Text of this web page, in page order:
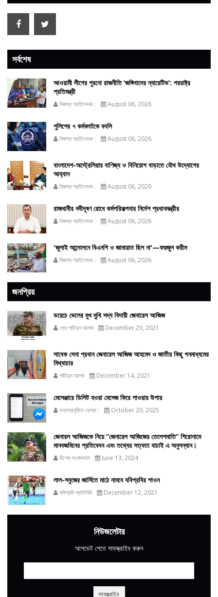
সর্বশেষ
আওয়ামী লীগের পুরনো রাজনীতি ‘জঙ্গিবাদের ন্যারেটিভ’: পররাষ্ট্র
প্রতিমন্ত্রী
নিজস্ব প্রতিবেদক : August 06, 2026
পুলিশের ৭ কর্মকর্তাকে বদলি
নিজস্ব প্রতিবেদক : August 06, 2026
বাংলাদেশ-অস্ট্রেলিয়ার বাণিজ্য ও বিনিয়োগ বাড়াতে যৌথ উদ্যোগের
আহ্বান
নিজস্ব প্রতিবেদক : August 06, 2026
রাজধানীর নদীদূষণ রোধে কর্মপরিকল্পনার নির্দেশ প্রধানমন্ত্রীর
নিজস্ব প্রতিবেদক : August 06, 2026
'জুলাই আন্দোলনে বিএনপি ও জামায়াত ছিল না'—ফয়জুল করীম
নিজস্ব প্রতিবেদক : August 06, 2026
জনপ্রিয়
ডয়েচে ভেলের মুখ মুখি সদ্য বিদায়ী জেনারেল আজিজ
মোঃ শাহিদুন আলম December 29, 2021
সাবেক সেনা প্রধান জেনারেল আজিজ আহমেদ ও জাতীয় কিছু গনমাধ্যমের
মিথ্যাচার
শাহিদুন আলম December 14, 2021
মেসেঞ্জারে ডিলিট হওয়া মেসেজ ফিরে পাওয়ার উপায়
তথ্যপ্রযুক্তি ডেস্ক : October 20, 2025
জেনারল আজিজকে নিয়ে “জেনারেল আজিজের তেলেশমাতি” শিরোনামে
মানবজমিনের প্রতিবেদন এবং তথ্যের সত্যতা যাচাই এ অনুসন্ধান।
বিশেষ সংবাদদাতা June 13, 2024
লাল-সবুজের জার্সিতে মাঠে নামবে যবিপ্রবির শাওন
যবিপ্রবি প্রতিনিধি December 12, 2021
নিউজলেটার
আপডেট পেতে সাবস্ক্রাইব করুন